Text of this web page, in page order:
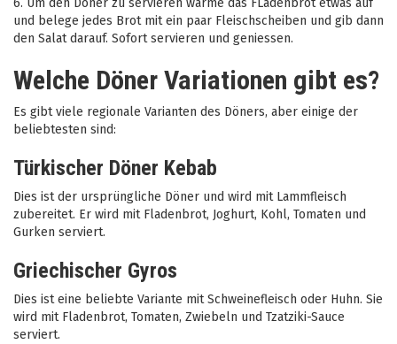
und belege jedes Brot mit ein paar Fleischscheiben und gib dann
den Salat darauf. Sofort servieren und geniessen.
Welche Döner Variationen gibt es?
Es gibt viele regionale Varianten des Döners, aber einige der
beliebtesten sind:
Türkischer Döner Kebab
Dies ist der ursprüngliche Döner und wird mit Lammfleisch
zubereitet. Er wird mit Fladenbrot, Joghurt, Kohl, Tomaten und
Gurken serviert.
Griechischer Gyros
Dies ist eine beliebte Variante mit Schweinefleisch oder Huhn. Sie
wird mit Fladenbrot, Tomaten, Zwiebeln und Tzatziki-Sauce
serviert.